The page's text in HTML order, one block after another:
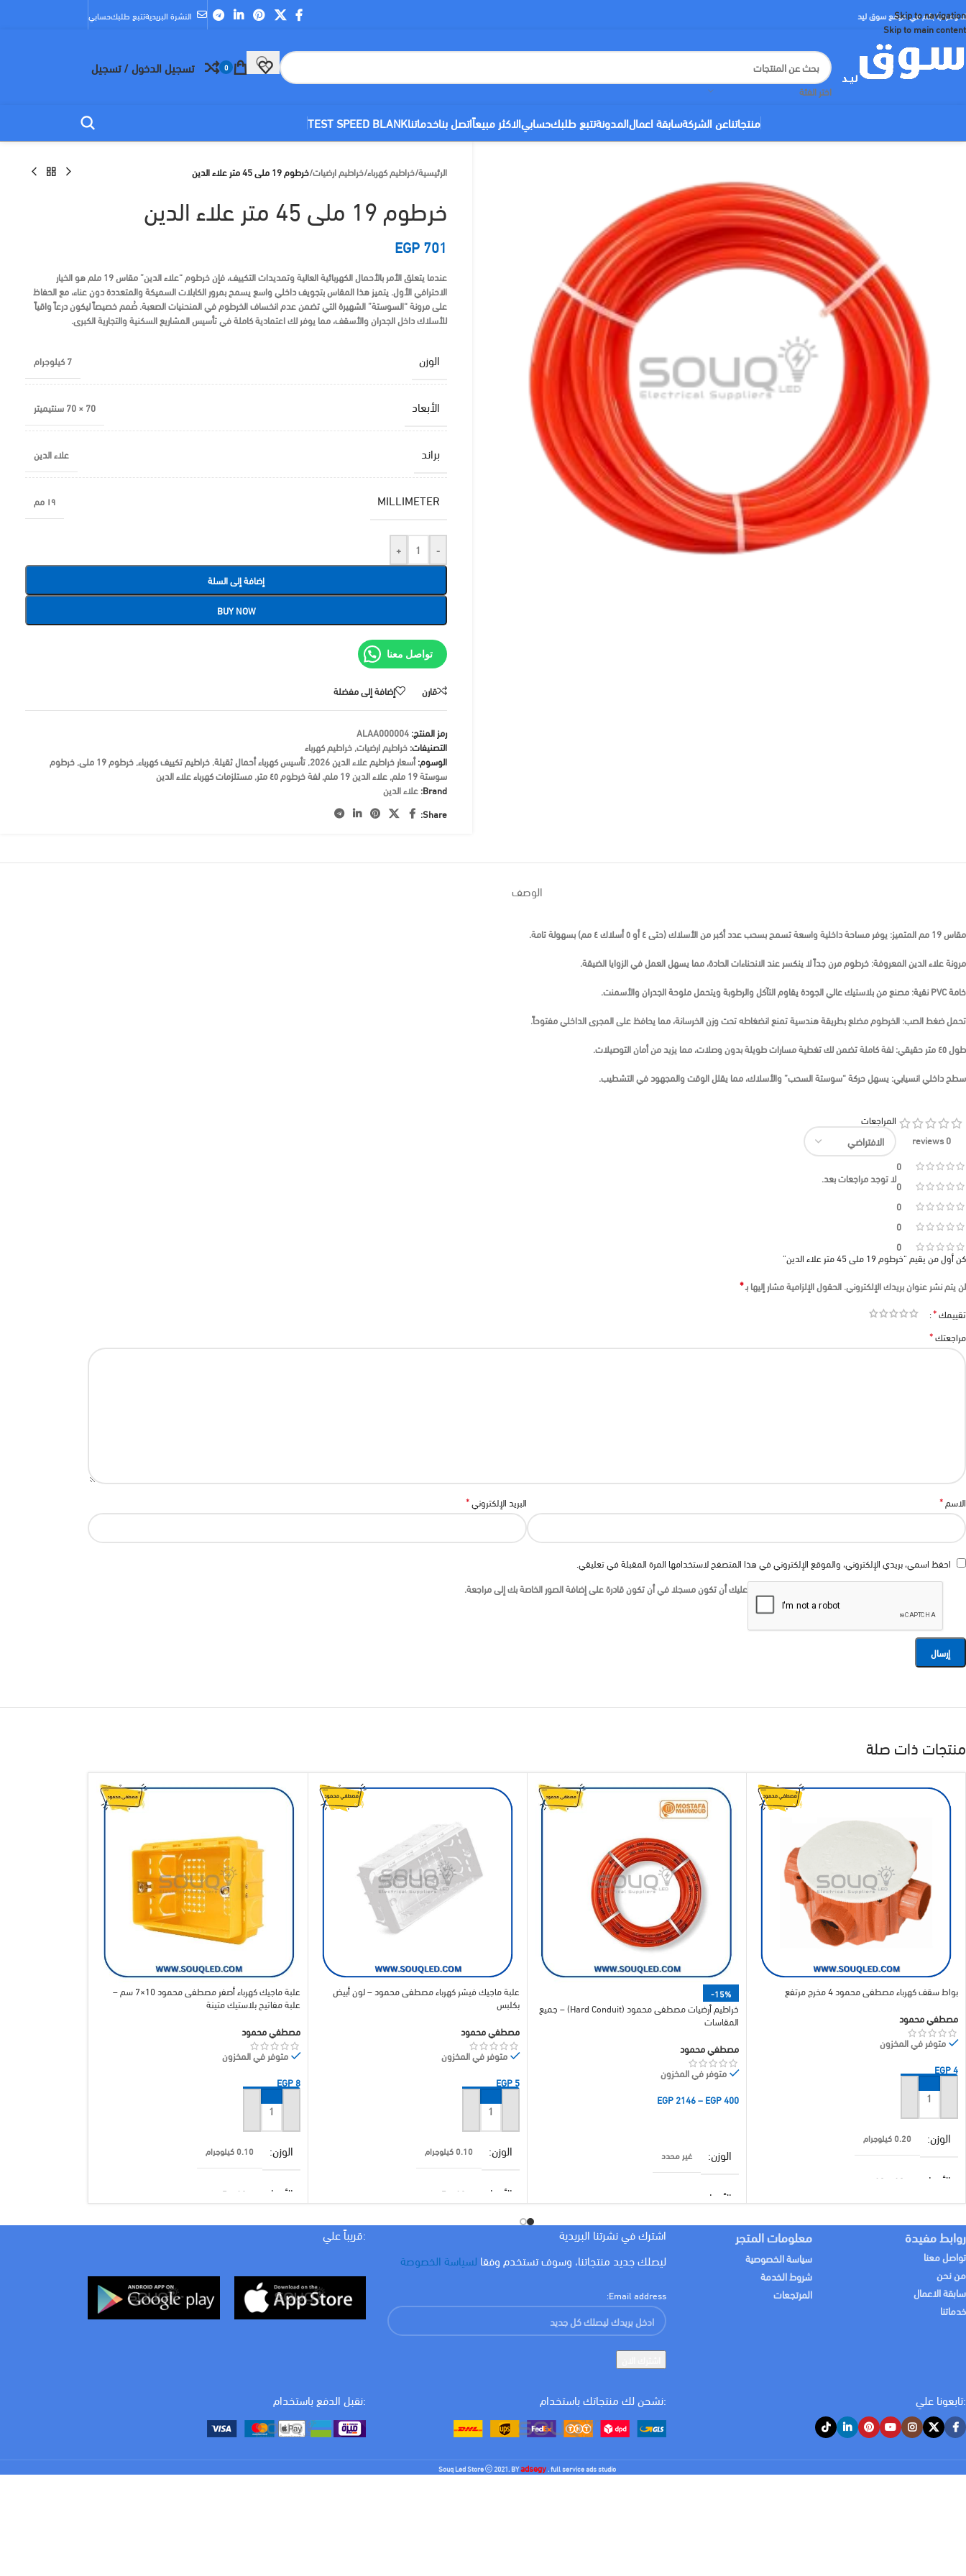
Skip to navigation
Skip to main content
ومرحبا بكم في موقع سوق ليد النشرة البريديةتتبع طلبكحسابي
اختر الفئة
0 تسجيل الدخول / تسجيل
منتجاتناعن الشركةسابقة اعمالالمدونةتتبع طلبكحسابيالاكثر مبيعاًاتصل بناخدماتناTEST SPEED BLANK
الرئيسية/خراطيم كهرباء/خراطيم ارضيات/خرطوم 19 ملى 45 متر علاء الدين
خرطوم 19 ملى 45 متر علاء الدين
EGP701
عندما يتعلق الأمر بالأحمال الكهربائية العالية وتمديدات التكييف، فإن خرطوم “علاء الدين” مقاس 19 ملم هو الخيار
الاحترافي الأول. يتميز هذا المقاس بتجويف داخلي واسع يسمح بمرور الكابلات السميكة والمتعددة دون عناء، مع الحفاظ
على مرونة “السوستة” الشهيرة التي تضمن عدم انخساف الخرطوم في المنحنيات الصعبة. صُمم خصيصاً ليكون درعاً واقياً
للأسلاك داخل الجدران والأسقف، مما يوفر لك اعتمادية كاملة في تأسيس المشاريع السكنية والتجارية الكبرى.
الوزن 7 كيلوجرام
الأبعاد 70 × 70 سنتيميتر
براند علاء الدين
MILLIMETER ١٩ مم
-
+
إضافة إلى السلة
BUY NOW
تواصل معنا
قارن إضافة إلى مفضلة
رمز المنتج:ALAA000004
التصنيفات:خراطيم ارضيات,خراطيم كهرباء
الوسوم:أسعار خراطيم علاء الدين 2026 ,تأسيس كهرباء أحمال ثقيلة,خراطيم تكييف كهرباء,خرطوم 19 ملى ,خرطوم
سوستة 19 ملم
,علاء الدين 19 ملم ,لفة خرطوم ٤٥ متر ,مستلزمات كهرباء علاء الدين
Brand: علاء الدين
Share:
الوصف
مقاس 19 مم المتميز:
يوفر مساحة داخلية واسعة تسمح بسحب عدد أكبر من الأسلاك (حتى ٤ أو ٥ أسلاك ٤ مم) بسهولة تامة.
مرونة علاء الدين المعروفة:خرطوم مرن جداً لا ينكسر عند الانحناءات الحادة، مما يسهل العمل في الزوايا الضيقة.
خامة PVC نقية:
مصنع من بلاستيك عالي الجودة يقاوم التآكل والرطوبة ويتحمل ملوحة الجدران والأسمنت.
تحمل ضغط الصب:الخرطوم مضلع بطريقة هندسية تمنع انضغاطه تحت وزن الخرسانة، مما يحافظ على المجرى الداخلي مفتوحاً.
طول ٤٥ متر حقيقي:
لفة كاملة تضمن لك تغطية مسارات طويلة بدون وصلات، مما يزيد من أمان التوصيلات.
سطح داخلي انسيابي:يسهل حركة “سوستة السحب” والأسلاك، مما يقلل الوقت والمجهود في التشطيب.
0 reviews
0
0
0
0
0
المراجعات
لا توجد مراجعات بعد.
كن أول من يقيم “خرطوم 19 ملى 45 متر علاء الدين”
لن يتم نشر عنوان بريدك الإلكتروني.الحقول الإلزامية مشار إليها بـ*
تقييمك*
مراجعتك*
الاسم* البريد الإلكتروني*
احفظ اسمي، بريدي الإلكتروني، والموقع الإلكتروني في هذا المتصفح لاستخدامها المرة المقبلة في تعليقي.
عليك أن تكون مسجلا في أن تكون قادرة على إضافة الصور الخاصة بك إلى مراجعة.
منتجات ذات صلة
بواط سقف كهرباء مصطفى محمود 4 مخرج مرتفع
مصطفي محمود
متوفر في المخزون
EGP4
إضافة إلى السلة
الوزن 0.20 كيلوجرام
الأبعاد 10 × 10 سنتيميتر
براند مصطفي محمود
-15%
خراطيم أرضيات مصطفى محمود (Hard Conduit) – جميع
المقاسات
مصطفي محمود
متوفر في المخزون
EGP400
–
EGP2146
الوزن غير محدد
الأبعاد
مصطفي محمود
23 مم ,29 مم ,36 مم
علبة ماجيك فيشر كهرباء مصطفى محمود – لون أبيض
بكلبس
مصطفي محمود
متوفر في المخزون
EGP5
إضافة إلى السلة
الوزن 0.10 كيلوجرام
الأبعاد 10 × 7 سنتيميتر
علبة ماجيك كهرباء أصفر مصطفى محمود 10×7 سم –
علبة مفاتيح بلاستيك متينة
مصطفي محمود
متوفر في المخزون
EGP8
إضافة إلى السلة
الوزن 0.10 كيلوجرام
الأبعاد 10 × 7 سنتيميتر
المقاس ٧*١٠ سم
:قريباً علي
اشترك في نشرتنا البريدية
ليصلك جديد منتجاتنا، وسوف تستخدم وفقا لسياسة الخصوصة
Email address:
معلومات المتجر
سياسة الخصوصية
شروط الخدمة
المرتجعات
روابط مفيدة
تواصل معنا
من نحن
سابقة الاعمال
خدماتنا
:نقبل الدفع باستخدام :نشحن لك منتجاتك باستخدام :تابعونا علي
Souq Led Store 2021. BYadsegy. full service ads studio